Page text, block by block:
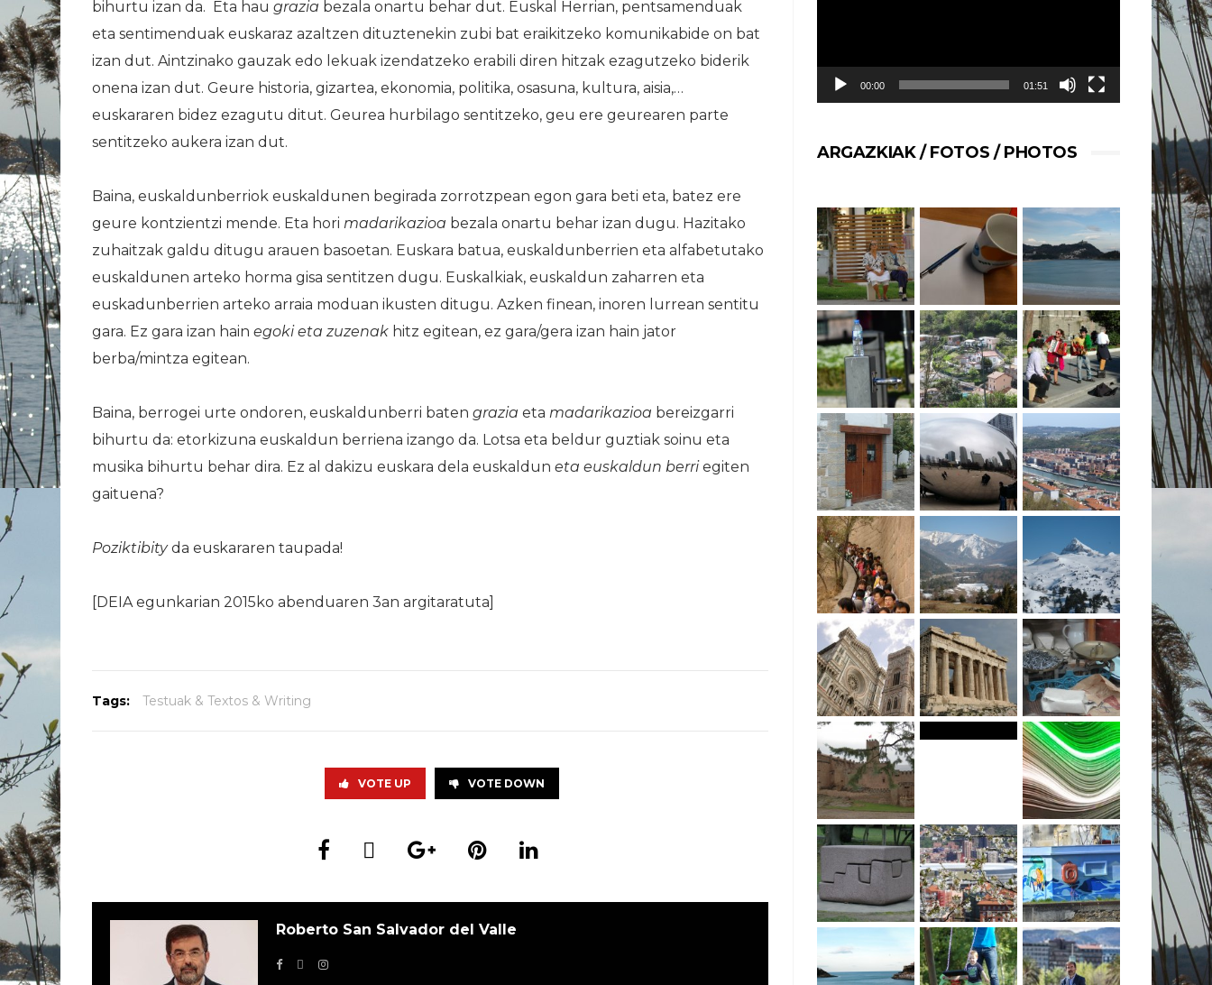
bihurtu izan da. Eta hau grazia bezala onartu behar dut. Euskal Herrian, pentsamenduak
eta sentimenduak euskaraz azaltzen dituztenekin zubi bat eraikitzeko komunikabide on bat
izan dut. Aintzinako gauzak edo lekuak izendatzeko erabili diren hitzak ezagutzeko biderik
onena izan dut. Geure historia, gizartea, ekonomia, politika, osasuna, kultura, aisia,…
euskararen bidez ezagutu ditut. Geurea hurbilago sentitzeko, geu ere geurearen parte
sentitzeko aukera izan dut.
Baina, euskaldunberriok euskaldunen begirada zorrotzpean egon gara beti eta, batez ere
geure kontzientzi mende. Eta hori madarikazioa bezala onartu behar izan dugu. Hazitako
zuhaitzak galdu ditugu arauen basoetan. Euskara batua, euskaldunberrien eta alfabetutako
euskaldunen arteko horma gisa sentitzen dugu. Euskalkiak, euskaldun zaharren eta
euskadunberrien arteko arraia moduan ikusten ditugu. Azken finean, inoren lurrean sentitu
gara. Ez gara izan hain egoki eta zuzenak hitz egitean, ez gara/gera izan hain jator
berba/mintza egitean.
Baina, berrogei urte ondoren, euskaldunberri baten grazia eta madarikazioa bereizgarri
bihurtu da: etorkizuna euskaldun berriena izango da. Lotsa eta beldur guztiak soinu eta
musika bihurtu behar dira. Ez al dakizu euskara dela euskaldun eta euskaldun berriegiten
gaituena?
Poziktibityda euskararen taupada!
[DEIA egunkarian 2015ko abenduaren 3an argitaratuta]
Tags: Testuak & Textos & Writing
VOTE UP VOTE DOWN
Roberto San Salvador del Valle
00:00 01:51
ARGAZKIAK / FOTOS / PHOTOS